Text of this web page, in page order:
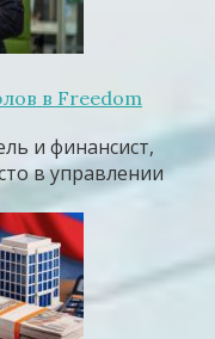
в Freedom
и финансист,
в управлении